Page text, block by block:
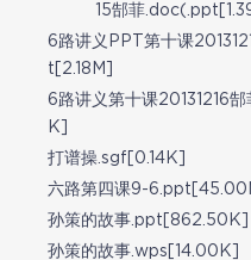
15郜菲
6路讲义PPT第十课
t[2.18M]
6路讲义第十课20131216
K]
打谱操.sgf[0.14K]
六路第四课9-
孙策的故事.ppt[862.50K]
孙策的故事.wps[14.00K]